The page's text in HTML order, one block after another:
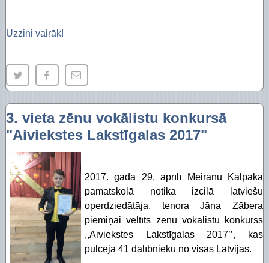
Uzzini vairāk!
3. vieta zēnu vokālistu konkursā
"Aiviekstes Lakstīgalas 2017"
2017. gada 29. aprīlī Meirānu Kalpaka
pamatskolā notika izcilā latviešu
operdziedātāja, tenora Jāņa Zābera
piemiņai veltīts zēnu vokālistu konkurss
,,Aiviekstes Lakstīgalas 2017’’, kas
pulcēja 41 dalībnieku no visas Latvijas.